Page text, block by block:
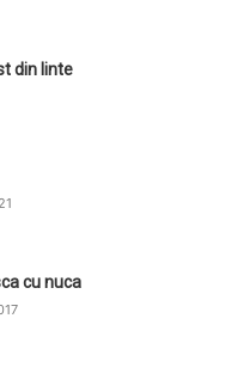
din linte
cu nuca